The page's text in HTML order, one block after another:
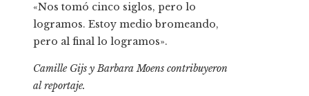
«Nos tomó cinco siglos, pero lo
logramos. Estoy medio bromeando,
pero al final lo logramos».
Camille Gijs y Barbara Moens contribuyeron
al reportaje.